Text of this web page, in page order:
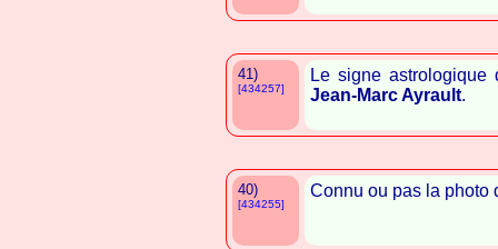
41)
[434257]
Le signe
Jean-Marc Ayrault.
40)
[434255]
Connu ou pas la photo